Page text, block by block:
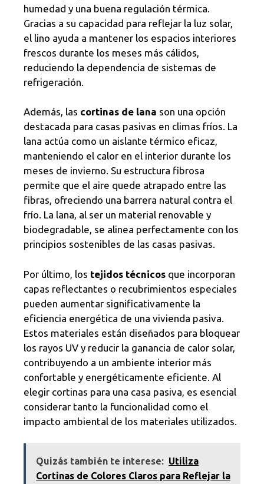
humedad y una buena regulación térmica.
Gracias a su capacidad para reflejar la luz solar,
el lino ayuda a mantener los espacios interiores
frescos durante los meses más cálidos,
reduciendo la dependencia de sistemas de
refrigeración.
Además, las cortinas de lana son una opción
destacada para casas pasivas en climas fríos. La
lana actúa como un aislante térmico eficaz,
manteniendo el calor en el interior durante los
meses de invierno. Su estructura fibrosa
permite que el aire quede atrapado entre las
fibras, ofreciendo una barrera natural contra el
frío. La lana, al ser un material renovable y
biodegradable, se alinea perfectamente con los
principios sostenibles de las casas pasivas.
Por último, los tejidos técnicos que incorporan
capas reflectantes o recubrimientos especiales
pueden aumentar significativamente la
eficiencia energética de una vivienda pasiva.
Estos materiales están diseñados para bloquear
los rayos UV y reducir la ganancia de calor solar,
contribuyendo a un ambiente interior más
confortable y energéticamente eficiente. Al
elegir cortinas para una casa pasiva, es esencial
considerar tanto la funcionalidad como el
impacto ambiental de los materiales utilizados.
Quizás también te interese: Utiliza
Cortinas de Colores Claros para Reflejar la